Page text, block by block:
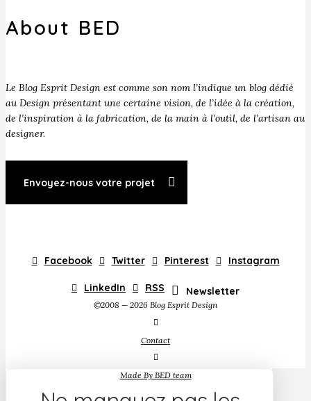
About BED
Le Blog Esprit Design est comme son nom l’indique un blog dédié
au Design présentant une certaine vision, de l’idée à la création,
de l’inspiration à la fabrication, de la main à l’outil, de l’artisan au
designer.
Envoyez-nous votre projet
Facebook Twitter Pinterest Instagram
LinkedIn RSS Newsletter
©2008 — 2026 Blog Esprit Design
Contact
Made By BED team